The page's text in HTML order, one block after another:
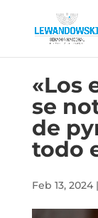
«Los
se
de
todo
Feb 13, 2024|